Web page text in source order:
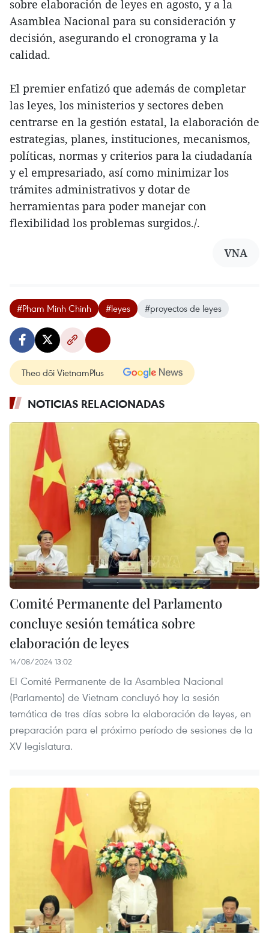
sobre elaboración de leyes en agosto, y a la
Asamblea Nacional para su consideración y
decisión, asegurando el cronograma y la
calidad.
El premier enfatizó que además de completar
las leyes, los ministerios y sectores deben
centrarse en la gestión estatal, la elaboración de
estrategias, planes, instituciones, mecanismos,
políticas, normas y criterios para la ciudadanía
y el empresariado, así como minimizar los
trámites administrativos y dotar de
herramientas para poder manejar con
flexibilidad los problemas surgidos./.
VNA
#Pham Minh Chinh #leyes #proyectos de leyes
Theo dõi VietnamPlus
NOTICIAS RELACIONADAS
Comité Permanente del Parlamento
concluye sesión temática sobre
elaboración de leyes
14/08/2024 13:02
El Comité Permanente de la Asamblea Nacional
(Parlamento) de Vietnam concluyó hoy la sesión
temática de tres días sobre la elaboración de leyes, en
preparación para el próximo período de sesiones de la
XV legislatura.